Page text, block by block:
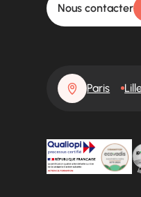
Nous contacter
Paris